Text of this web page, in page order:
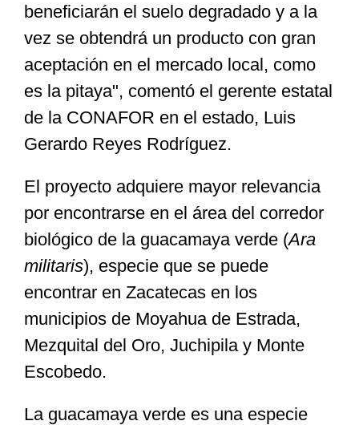
beneficiarán el suelo degradado y a la
vez se obtendrá un producto con gran
aceptación en el mercado local, como
es la pitaya", comentó el gerente estatal
de la CONAFOR en el estado, Luis
Gerardo Reyes Rodríguez.
El proyecto adquiere mayor relevancia
por encontrarse en el área del corredor
biológico de la guacamaya verde (Ara
militaris), especie que se puede
encontrar en Zacatecas en los
municipios de Moyahua de Estrada,
Mezquital del Oro, Juchipila y Monte
Escobedo.
La guacamaya verde es una especie